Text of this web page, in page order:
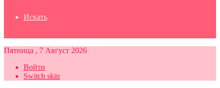
Искать
Пятница , 7 Август 2026
Войти
Switch skin